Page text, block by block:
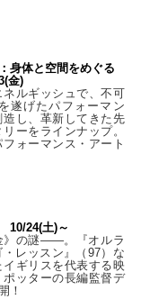
身体と空間をめぐる
金)
ルギッシュで、不可
遂げたパフォーマン
し、革新してきた先
ーをラインナップ。
ォーマンス・アート
10/24(土)～
》の謎――。『オルラ
レッスン』（97）な
ギリスを代表する映
ッターの長編監督デ
！